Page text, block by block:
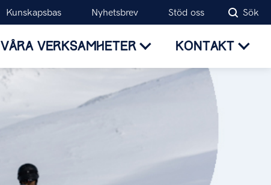
Kunskapsbas Nyhetsbrev Stöd oss Sök
VÅRA VERKSAMHETER KONTAKT